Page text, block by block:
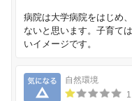
病院は大学病院をはじめ
ないと思います。子育て
いイメージです。
気になる
自然環境